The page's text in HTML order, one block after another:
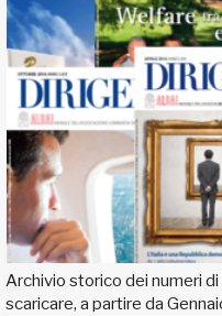
Archivio storico dei numeri
scaricare, a partire da